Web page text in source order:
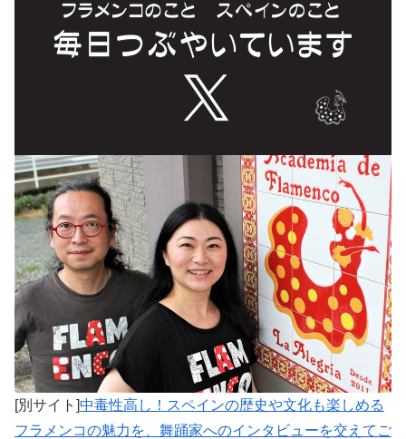
[別サイト]中毒性高し！スペインの歴史や文化も楽しめる
フラメンコの魅力を、舞踊家へのインタビューを交えてご